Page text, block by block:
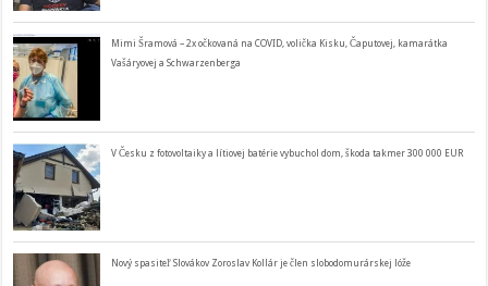
Mimi Šramová – 2x očkovaná na COVID, volička Kisku, Čaputovej, kamarátka
Vašáryovej a Schwarzenberga
V Česku z fotovoltaiky a lítiovej batérie vybuchol dom, škoda takmer 300 000 EUR
Nový spasiteľ Slovákov Zoroslav Kollár je člen slobodomurárskej lóže